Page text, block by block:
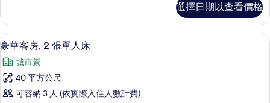
相
片
套
房
的
情
選擇日期以查看價格
顯
示
豪
華
豪華客房, 2 張單人床 | 迷你吧、客房
5
豪華客房, 2 張單人床
城市景
40 平方公尺
可容納 3 人 (依實際入住人數計費)